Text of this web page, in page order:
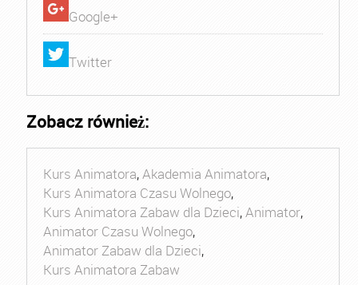
Google+
Twitter
Zobacz również:
Kurs Animatora,Akademia Animatora,
Kurs Animatora Czasu Wolnego,
Kurs Animatora Zabaw dla Dzieci,Animator,
Animator Czasu Wolnego,
Animator Zabaw dla Dzieci,
Kurs Animatora Zabaw